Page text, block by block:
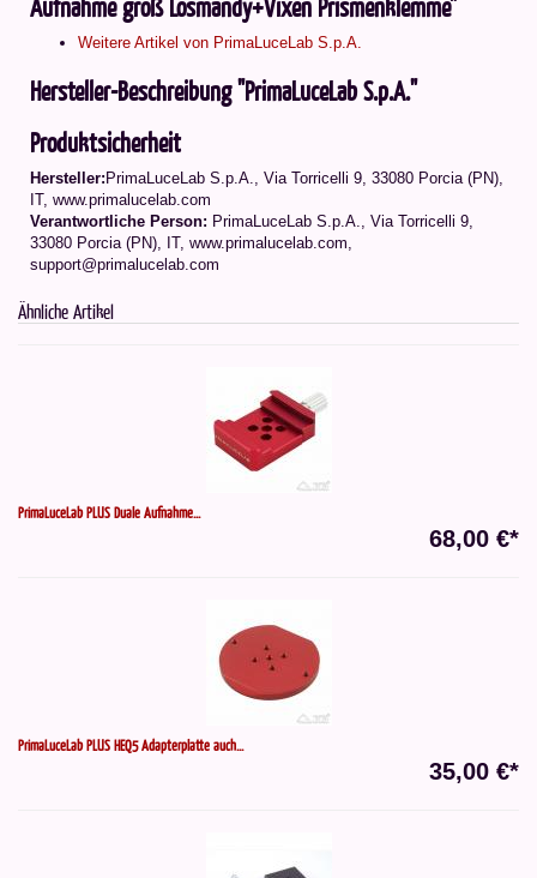
Weitere Artikel von PrimaLuceLab S.p.A.
Hersteller-Beschreibung "PrimaLuceLab S.p.A."
Produktsicherheit
Hersteller: PrimaLuceLab S.p.A., Via Torricelli 9, 33080 Porcia (PN),
IT, www.primalucelab.com
Verantwortliche Person: PrimaLuceLab S.p.A., Via Torricelli 9,
33080 Porcia (PN), IT, www.primalucelab.com,
support@primalucelab.com
Ähnliche Artikel
PrimaLuceLab PLUS Duale Aufnahme...
68,00 €*
PrimaLuceLab PLUS HEQ5 Adapterplatte auch...
35,00 €*